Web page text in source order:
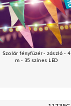
Szolár fényfüzér - zászló - 4
m - 35 színes LED